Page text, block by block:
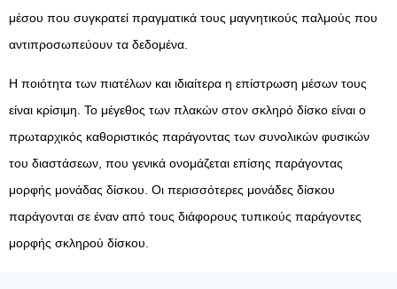
μέσου που συγκρατεί πραγματικά τους μαγνητικούς παλμούς που
αντιπροσωπεύουν τα δεδομένα.
Η ποιότητα των πιατέλων και ιδιαίτερα η επίστρωση μέσων τους
είναι κρίσιμη. Το μέγεθος των πλακών στον σκληρό δίσκο είναι ο
πρωταρχικός καθοριστικός παράγοντας των συνολικών φυσικών
του διαστάσεων, που γενικά ονομάζεται επίσης παράγοντας
μορφής μονάδας δίσκου. Οι περισσότερες μονάδες δίσκου
παράγονται σε έναν από τους διάφορους τυπικούς παράγοντες
μορφής σκληρού δίσκου.